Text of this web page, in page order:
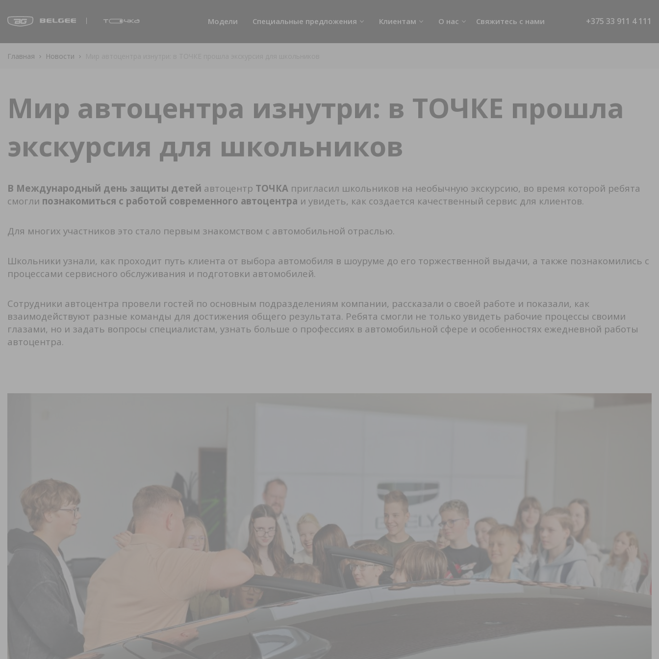
Модели Специальные предложения Клиентам
Тонировка авто
Конфигурация настроек
автомобиля
Руководство пользователя
Помощь на дороге
О нас Свяжитесь с нами +375 33 911 4 111
Главная Новости
Мир автоцентра изнутри: в ТОЧКЕ прошла
экскурсия для школьников
В Международный день защиты детей автоцентр ТОЧКА пригласил школьников на необычную экскурсию, во время которой ребята
смогли познакомиться с работой современного автоцентра и увидеть, как создается качественный сервис для клиентов.
Для многих участников это стало первым знакомством с автомобильной отраслью.
Школьники узнали, как проходит путь клиента от выбора автомобиля в шоуруме до его торжественной выдачи, а также познакомились с
процессами сервисного обслуживания и подготовки автомобилей.
Сотрудники автоцентра провели гостей по основным подразделениям компании, рассказали о своей работе и показали, как
взаимодействуют разные команды для достижения общего результата. Ребята смогли не только увидеть рабочие процессы своими
глазами, но и задать вопросы специалистам, узнать больше о профессиях в автомобильной сфере и особенностях ежедневной работы
автоцентра.